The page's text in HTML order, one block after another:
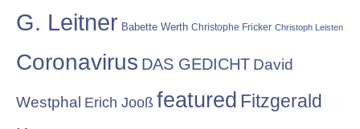
G. Leitner Babette Werth Christophe Fricker Christoph Leisten
Coronavirus DAS GEDICHT David
Westphal Erich Jooß featured Fitzgerald